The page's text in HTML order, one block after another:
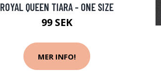
ROYAL QUEEN TIARA - ONE SIZE
99 SEK
MER INFO!